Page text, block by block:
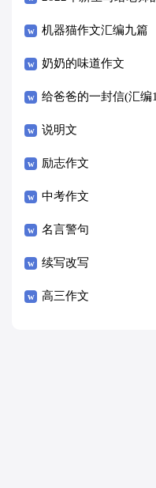
8篇）
机器猫作文汇编九篇
奶奶的味道作文
给爸爸的一封信(汇编
说明文
励志作文
中考作文
名言警句
续写改写
高三作文